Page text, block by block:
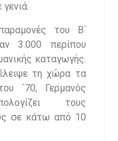
του Β΄
3.000 περίπου
καταγωγής.
τη χώρα τα
`70, Γερμανός
τους
σε κάτω από 10